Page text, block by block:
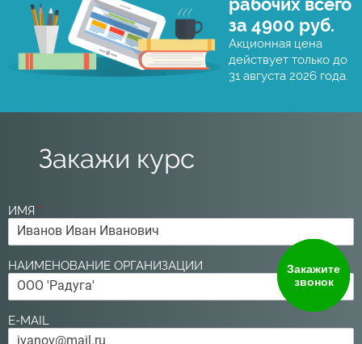
Закажите
звонок
за 4900 руб.
Акционная цена
действует только до
31 августа 2026 года.
Закажи курс
ИМЯ *
НАИМЕНОВАНИЕ ОРГАНИЗАЦИИ
E-MAIL